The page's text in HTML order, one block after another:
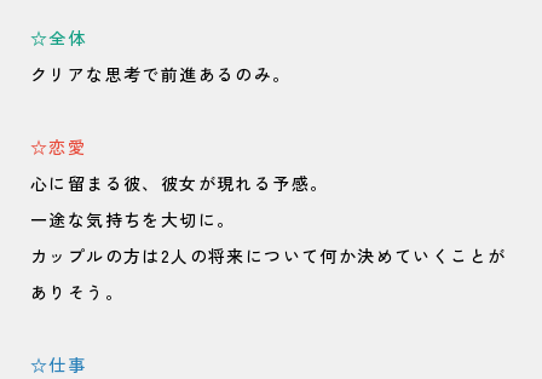
☆全体
クリアな思考で前進あるのみ。
☆恋愛
心に留まる彼、彼女が現れる予感。
一途な気持ちを大切に。
カップルの方は2人の将来について何か決めていくことが
ありそう。
☆仕事